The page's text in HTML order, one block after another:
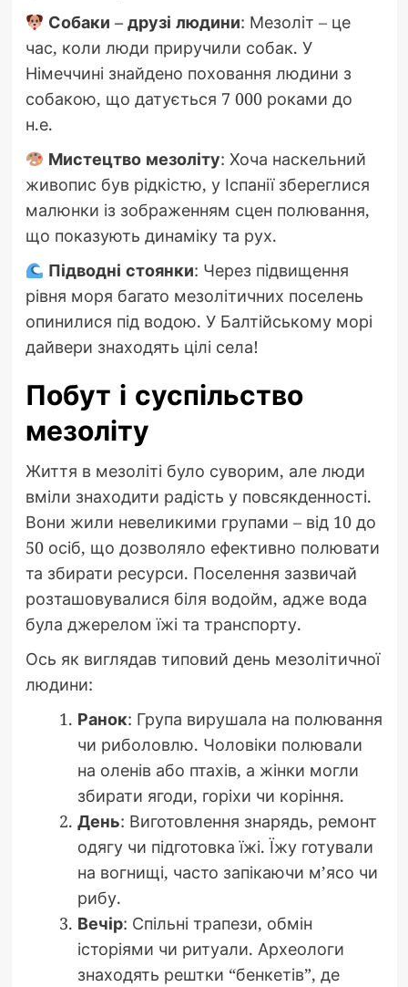
Собаки – друзі людини: Мезоліт – це
час, коли люди приручили собак. У
Німеччині знайдено поховання людини з
собакою, що датується 7 000 роками до
н.е.
Мистецтво мезоліту: Хоча наскельний
живопис був рідкістю, у Іспанії збереглися
малюнки із зображенням сцен полювання,
що показують динаміку та рух.
Підводні стоянки: Через підвищення
рівня моря багато мезолітичних поселень
опинилися під водою. У Балтійському морі
дайвери знаходять цілі села!
Побут і суспільство
мезоліту
Життя в мезоліті було суворим, але люди
вміли знаходити радість у повсякденності.
Вони жили невеликими групами – від 10 до
50 осіб, що дозволяло ефективно полювати
та збирати ресурси. Поселення зазвичай
розташовувалися біля водойм, адже вода
була джерелом їжі та транспорту.
Ось як виглядав типовий день мезолітичної
людини:
Ранок: Група вирушала на полювання
чи риболовлю. Чоловіки полювали
на оленів або птахів, а жінки могли
збирати ягоди, горіхи чи коріння.
День: Виготовлення знарядь, ремонт
одягу чи підготовка їжі. Їжу готували
на вогнищі, часто запікаючи м’ясо чи
рибу.
Вечір: Спільні трапези, обмін
історіями чи ритуали. Археологи
знаходять рештки “бенкетів”, де